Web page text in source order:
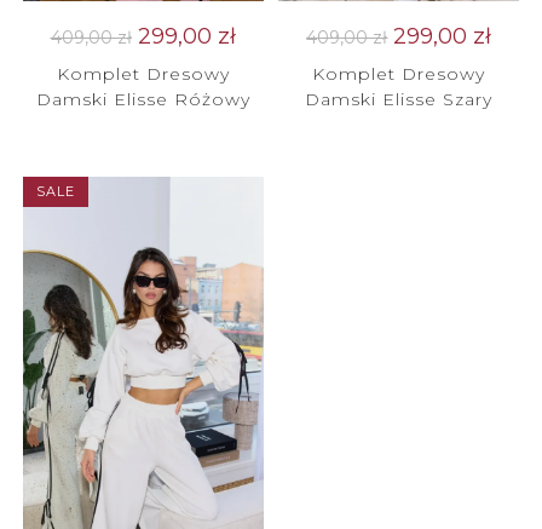
409,00zł 299,00 zł
Komplet Dresowy
Damski Elisse Różowy
409,00zł 299,00 zł
Komplet Dresowy
Damski Elisse Szary
SALE